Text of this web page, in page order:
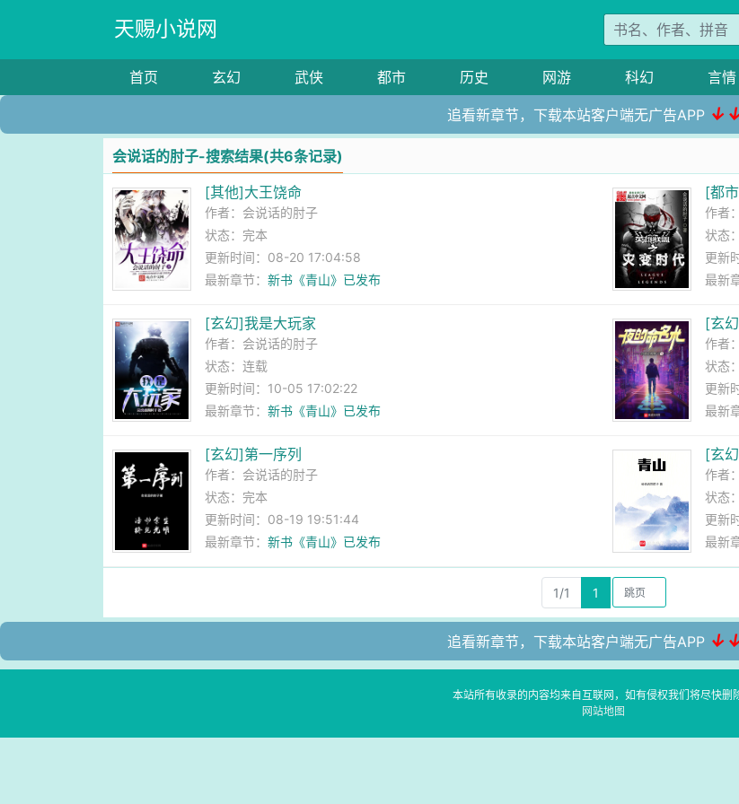
天赐小说网
首页 玄幻 武侠 都市 历史 网游 科幻 言情
追看新章节，下载本站客户端无广告APP
会说话的肘子-搜索结果(共6条记录)
[其他]大王饶命
作者： 会说话的肘子
状态：完本
更新时间：08-20 17:04:58
最新章节：新书《青山》已发布
[都
作者：
状态
更新
最新
[玄幻]我是大玩家
作者： 会说话的肘子
状态：连载
更新时间：10-05 17:02:22
最新章节：新书《青山》已发布
[玄
作者：
状态
更新
最新
[玄幻]第一序列
作者： 会说话的肘子
状态：完本
更新时间：08-19 19:51:44
最新章节：新书《青山》已发布
[玄
作者：
状态
更新
最新
1/1 1
追看新章节，下载本站客户端无广告APP
本站所有收录的内容均来自互联网，如有侵权我们将尽快删
网站地图